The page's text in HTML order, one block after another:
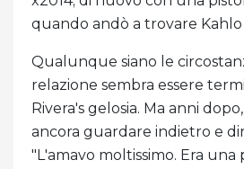
quando andò a trovare Kahlo
Qualunque siano le
relazione sembra essere
Rivera's gelosia. Ma anni
ancora guardare indietro e
"L'amavo moltissimo. Era una